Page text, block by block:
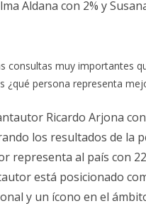
Aldana con 2% y
consultas muy importantes
¿qué persona representa
Ricardo Arjona
los resultados de la
representa al país con
está posicionado
y un ícono en el